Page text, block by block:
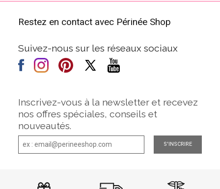
Restez en contact avec Périnée Shop
Suivez-nous sur les réseaux sociaux
Inscrivez-vous à la newsletter et recevez
nos offres spéciales, conseils et
nouveautés.
S'INSCRIRE